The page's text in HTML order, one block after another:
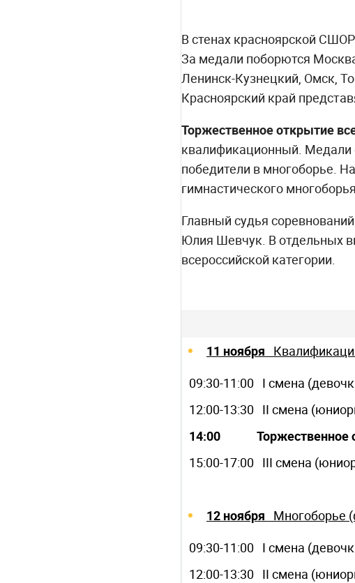
В стенах красноярской
За медали поборются
Ленинск-Кузнецкий, Омск,
Красноярский край
Торжественное открытие
квалификационный. Медали
победители в многоборье.
гимнастического
Главный судья
Юлия Шевчук. В отдельных
всероссийской категории.
11 ноября
09:30-11:00 I смена
12:00-13:30 II смена
14:00 Торжественное
15:00-17:00 III смена
12 ноября Многоборье
09:30-11:00 I смена
12:00-13:30 II смена